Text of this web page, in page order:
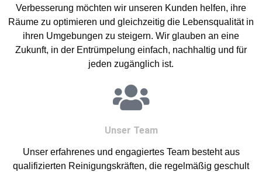
Verbesserung möchten wir unseren Kunden helfen, ihre
Räume zu optimieren und gleichzeitig die Lebensqualität in
ihren Umgebungen zu steigern. Wir glauben an eine
Zukunft, in der Entrümpelung einfach, nachhaltig und für
jeden zugänglich ist.
Unser Team
Unser erfahrenes und engagiertes Team besteht aus
qualifizierten Reinigungskräften, die regelmäßig geschult